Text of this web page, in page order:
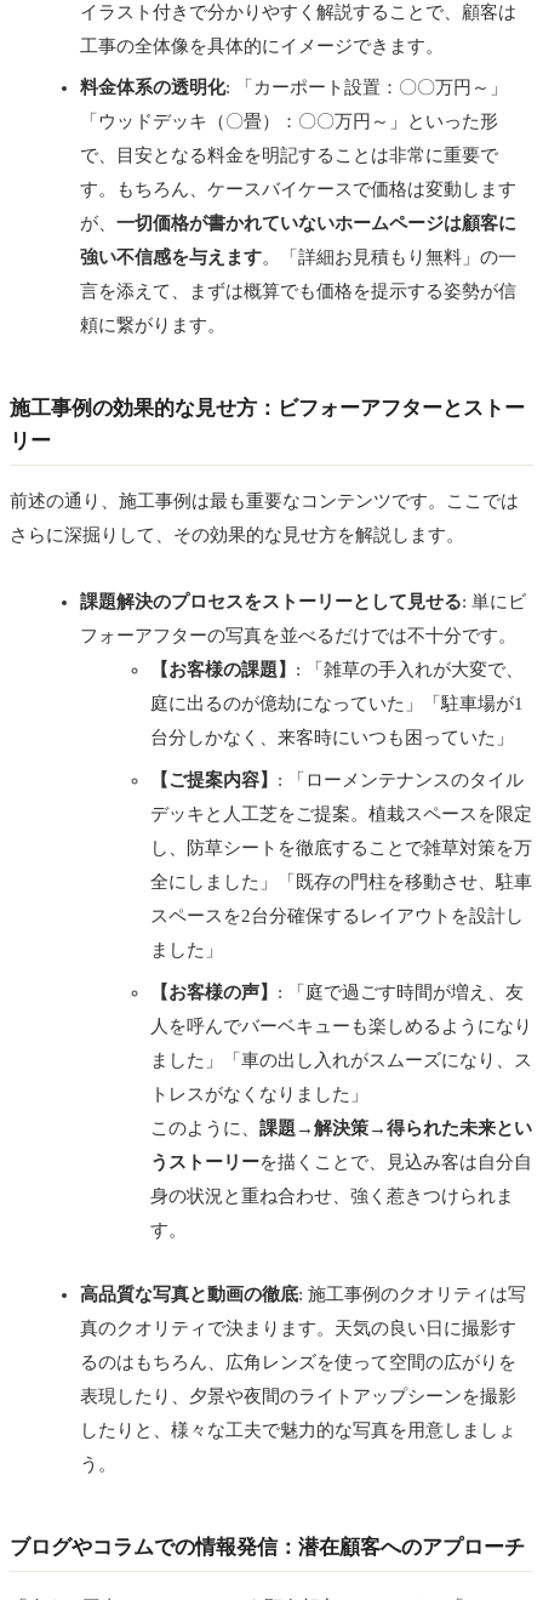
イラスト付きで分かりやすく解説することで、顧客は
工事の全体像を具体的にイメージできます。
料金体系の透明化: 「カーポート設置：〇〇万円～」
「ウッドデッキ（〇畳）：〇〇万円～」といった形
で、目安となる料金を明記することは非常に重要で
す。もちろん、ケースバイケースで価格は変動します
が、 一切価格が書かれていないホームページは顧客に
強い不信感を与えます。「詳細お見積もり無料」の一
言を添えて、まずは概算でも価格を提示する姿勢が信
頼に繋がります。
施工事例の効果的な見せ方：ビフォーアフターとストー
リー
前述の通り、施工事例は最も重要なコンテンツです。ここでは
さらに深掘りして、その効果的な見せ方を解説します。
課題解決のプロセスをストーリーとして見せる: 単にビ
フォーアフターの写真を並べるだけでは不十分です。
【お客様の課題】 : 「雑草の手入れが大変で、
庭に出るのが億劫になっていた」「駐車場が1
台分しかなく、来客時にいつも困っていた」
【ご提案内容】 : 「ローメンテナンスのタイル
デッキと人工芝をご提案。植栽スペースを限定
し、防草シートを徹底することで雑草対策を万
全にしました」「既存の門柱を移動させ、駐車
スペースを2台分確保するレイアウトを設計し
ました」
【お客様の声】 : 「庭で過ごす時間が増え、友
人を呼んでバーベキューも楽しめるようになり
ました」「車の出し入れがスムーズになり、ス
トレスがなくなりました」
このように、 課題→解決策→得られた未来とい
うストーリーを描くことで、見込み客は自分自
身の状況と重ね合わせ、強く惹きつけられま
す。
高品質な写真と動画の徹底: 施工事例のクオリティは写
真のクオリティで決まります。天気の良い日に撮影す
るのはもちろん、広角レンズを使って空間の広がりを
表現したり、夕景や夜間のライトアップシーンを撮影
したりと、様々な工夫で魅力的な写真を用意しましょ
う。
ブログやコラムでの情報発信：潜在顧客へのアプローチ